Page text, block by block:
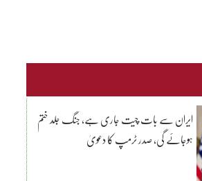
ایران سے بات چیت جاری ہے، جنگ جلد ختم
ہوجائے گی، صدر ٹرمپ کا دعویٰ